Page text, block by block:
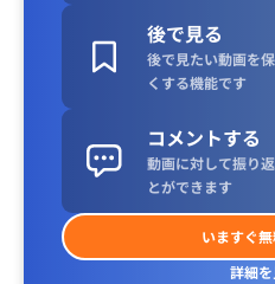
後で見る
後で見たい動画を
くする機能です
コメントする
動画に対して振り
とができます
いますぐ
詳細